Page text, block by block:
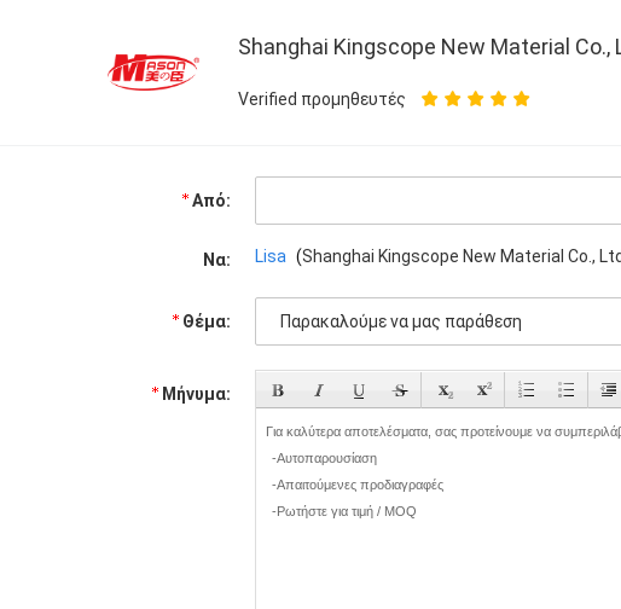
Shanghai Kingscope New Material Co.,
Verified προμηθευτές
Από:
Να: Lisa (Shanghai Kingscope New Material Co., Ltd.
Θέμα:
Μήνυμα: